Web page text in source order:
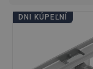
DNI KÚPEĽNÍ